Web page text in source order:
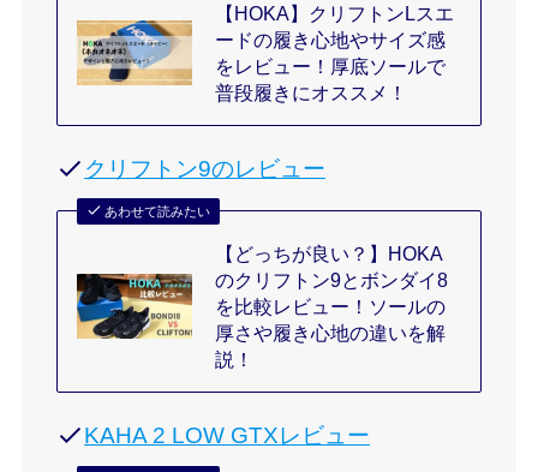
【HOKA】クリフトンLスエ
ードの履き心地やサイズ感
をレビュー！厚底ソールで
普段履きにオススメ！
クリフトン9のレビュー
あわせて読みたい
【どっちが良い？】HOKA
のクリフトン9とボンダイ8
を比較レビュー！ソールの
厚さや履き心地の違いを解
説！
KAHA 2 LOW GTXレビュー